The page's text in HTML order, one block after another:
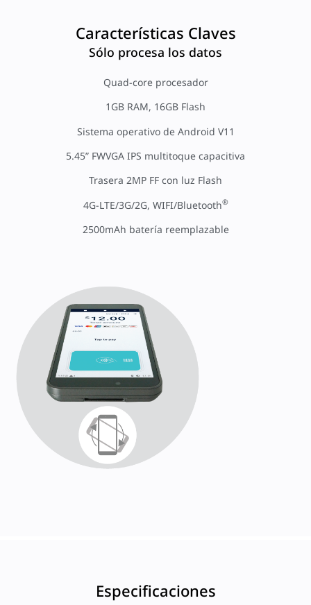
Características Claves
Sólo procesa los datos
Quad-core procesador
1GB RAM, 16GB Flash
Sistema operativo de Android V11
5.45” FWVGA IPS multitoque capacitiva
Trasera 2MP FF con luz Flash
4G-LTE/3G/2G, WIFI/Bluetooth®
2500mAh batería reemplazable
Especificaciones